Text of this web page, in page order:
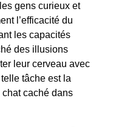
gens curieux et
l’efficacité du
les capacités
des illusions
leur cerveau avec
tâche est la
caché dans